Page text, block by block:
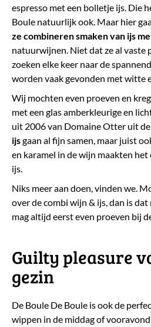
espresso met een bolletje ijs. Die
Boule natuurlijk ook. Maar hier
ze combineren smaken van ijs
natuurwijnen. Niet dat ze al vaste
zoeken elke keer naar de
worden vaak gevonden met witte
Wij mochten even proeven en
met een glas amberkleurige en
uit 2006 van Domaine Otter uit de
ijsgaan al fijn samen, maar juist
en karamel in de wijn maakten
ijs.
Niks meer aan doen, vinden we.
over de combi wijn & ijs, dan is
mag altijd eerst even proeven bij
​Guilty pleasure
gezin
De Boule De Boule is ook de
wippen in de middag of